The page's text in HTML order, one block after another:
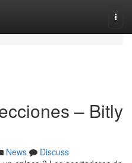
– Bitly
News
Discuss